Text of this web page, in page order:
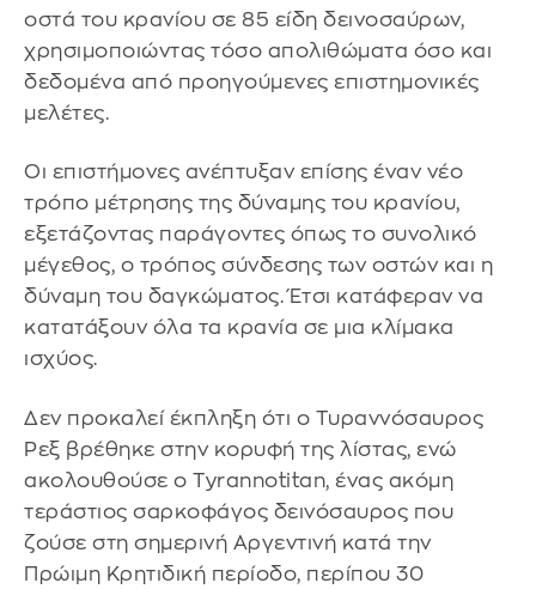
οστά του κρανίου σε 85 είδη δεινοσαύρων,
χρησιμοποιώντας τόσο απολιθώματα όσο και
δεδομένα από προηγούμενες επιστημονικές
μελέτες.
Οι επιστήμονες ανέπτυξαν επίσης έναν νέο
τρόπο μέτρησης της δύναμης του κρανίου,
εξετάζοντας παράγοντες όπως το συνολικό
μέγεθος, ο τρόπος σύνδεσης των οστών και η
δύναμη του δαγκώματος. Έτσι κατάφεραν να
κατατάξουν όλα τα κρανία σε μια κλίμακα
ισχύος.
Δεν προκαλεί έκπληξη ότι ο Τυραννόσαυρος
Ρεξ βρέθηκε στην κορυφή της λίστας, ενώ
ακολουθούσε ο Tyrannotitan, ένας ακόμη
τεράστιος σαρκοφάγος δεινόσαυρος που
ζούσε στη σημερινή Αργεντινή κατά την
Πρώιμη Κρητιδική περίοδο, περίπου 30